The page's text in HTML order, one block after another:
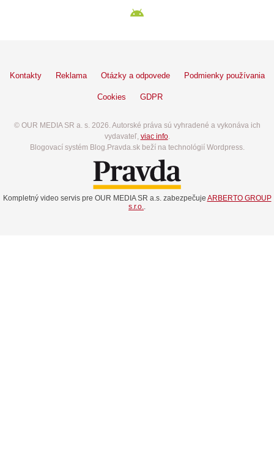
Kontakty Reklama Otázky a odpovede Podmienky používania
Cookies GDPR
© OUR MEDIA SR a. s. 2026. Autorské práva sú vyhradené a vykonáva ich
vydavateľ, viac info.
Blogovací systém Blog.Pravda.sk beží na technológií Wordpress.
Kompletný video servis pre OUR MEDIA SR a.s. zabezpečuje ARBERTO GROUP
s.r.o.